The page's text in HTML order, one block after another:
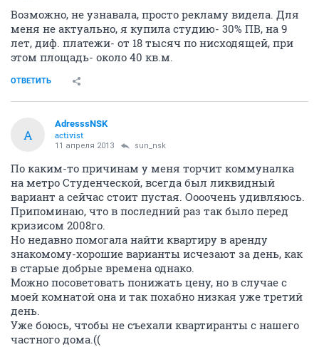
Возможно, не узнавала, просто рекламу видела. Для
меня не актуально, я купила студию- 30% ПВ, на 9
лет, диф. платежи- от 18 тысяч по нисходящей, при
этом площадь- около 40 кв.м.
ОТВЕТИТЬ
A
AdresssNSK
activist
11 апреля 2013 sun_nsk
По каким-то причинам у меня торчит коммуналка
на метро Студенческой, всегда был ликвидный
вариант а сейчас стоит пустая. Оооочень удивляюсь.
Припоминаю, что в последний раз так было перед
кризисом 2008го.
Но недавно помогала найти квартиру в аренду
знакомому-хорошие варианты исчезают за день, как
в старые добрые времена однако.
Можно посоветовать понижать цену, но в случае с
моей комнатой она и так похабно низкая уже третий
день.
Уже боюсь, чтобы не съехали квартиранты с нашего
частного дома.((